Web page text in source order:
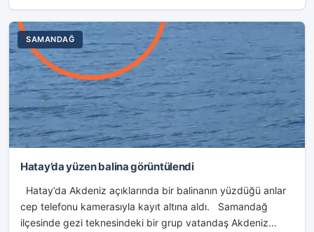
SAMANDAĞ
Hatay’da yüzen balina görüntülendi
Hatay’da Akdeniz açıklarında bir balinanın yüzdüğü anlar
cep telefonu kamerasıyla kayıt altına aldı. Samandağ
ilçesinde gezi teknesindeki bir grup vatandaş Akdeniz